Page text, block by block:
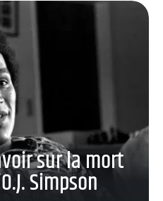
sur la mort
Simpson